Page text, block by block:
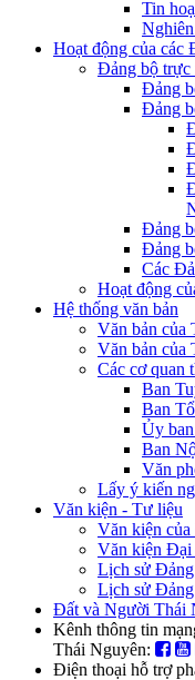
Tin
Hoạt động của các
Đảng bộ trực
Đảng
Đảng
Đảng
Đảng
Các
Hoạt động
Hệ thống văn bản
Văn bản của
Văn bản của
Các cơ quan
Ban
Ban
Ủy
Ban
Văn
Lấy ý kiến
Văn kiện - Tư liệu
Văn kiện
Văn kiện Đại
Lịch sử
Lịch sử
Đất và Người Thái
Kênh thông tin
Thái Nguyên:
Điện thoại hỗ trợ